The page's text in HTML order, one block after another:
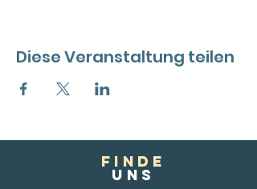
Diese Veranstaltung teilen
FINDE
Uns